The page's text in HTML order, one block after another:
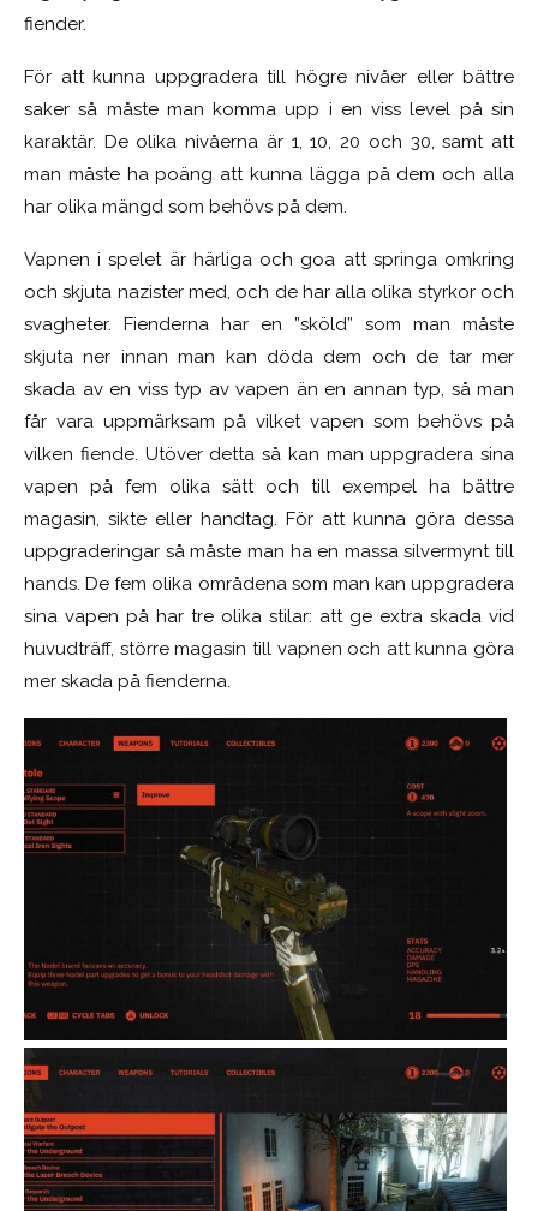
fiender.
För att kunna uppgradera till högre nivåer eller bättre
saker så måste man komma upp i en viss level på sin
karaktär. De olika nivåerna är 1, 10, 20 och 30, samt att
man måste ha poäng att kunna lägga på dem och alla
har olika mängd som behövs på dem.
Vapnen i spelet är härliga och goa att springa omkring
och skjuta nazister med, och de har alla olika styrkor och
svagheter. Fienderna har en ”sköld” som man måste
skjuta ner innan man kan döda dem och de tar mer
skada av en viss typ av vapen än en annan typ, så man
får vara uppmärksam på vilket vapen som behövs på
vilken fiende. Utöver detta så kan man uppgradera sina
vapen på fem olika sätt och till exempel ha bättre
magasin, sikte eller handtag. För att kunna göra dessa
uppgraderingar så måste man ha en massa silvermynt till
hands. De fem olika områdena som man kan uppgradera
sina vapen på har tre olika stilar: att ge extra skada vid
huvudträff, större magasin till vapnen och att kunna göra
mer skada på fienderna.